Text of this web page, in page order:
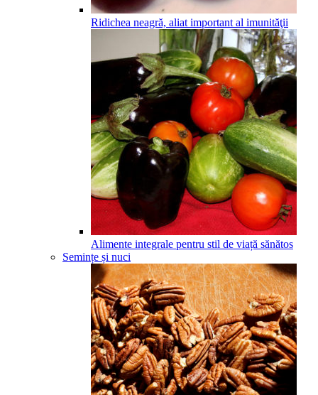
Ridichea neagră, aliat important al imunităţii
Alimente integrale pentru stil de viață sănătos
Semințe și nuci